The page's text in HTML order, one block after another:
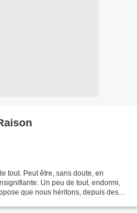
tout. Peut être, sans doute, en
Un peu de tout, endormi,
que nous héritons, depuis des